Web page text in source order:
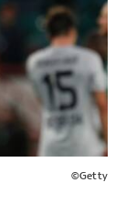
©Getty